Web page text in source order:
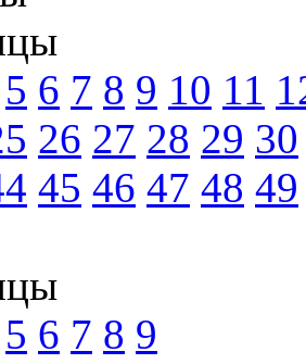
5 6 7 8 9 10 11
26 27 28 29 30
45 46 47 48 49
5 6 7 8 9